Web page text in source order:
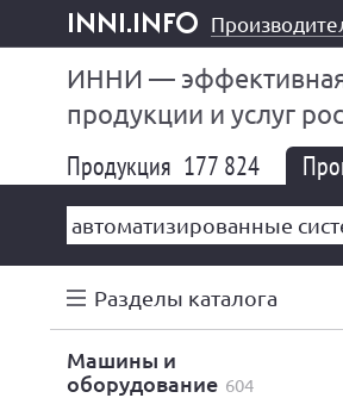
inni.info
ИННИ —
продукции и услуг
Продукция 177 824
Разделы каталога
машины и
оборудование 604